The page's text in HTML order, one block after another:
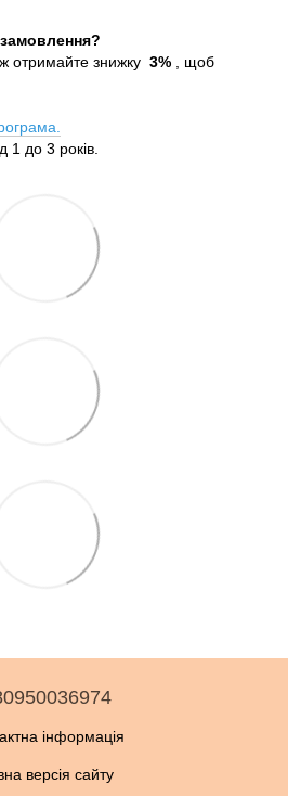
ж отримайте знижку 3% , щоб
1 до 3 років.
інформація
версія сайту